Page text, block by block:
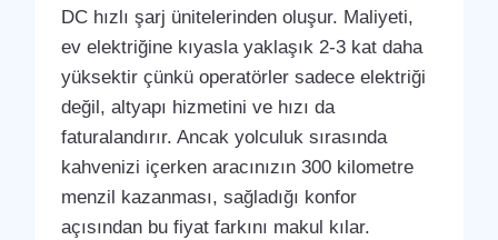
DC hızlı şarj ünitelerinden oluşur. Maliyeti,
ev elektriğine kıyasla yaklaşık 2-3 kat daha
yüksektir çünkü operatörler sadece elektriği
değil, altyapı hizmetini ve hızı da
faturalandırır. Ancak yolculuk sırasında
kahvenizi içerken aracınızın 300 kilometre
menzil kazanması, sağladığı konfor
açısından bu fiyat farkını makul kılar.